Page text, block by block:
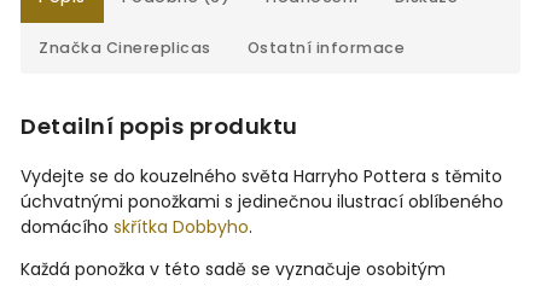
Značka Cinereplicas Ostatní informace
Detailní popis produktu
Vydejte se do kouzelného světa Harryho Pottera s těmito
úchvatnými ponožkami s jedinečnou ilustrací oblíbeného
domácího skřítka Dobbyho.
Každá ponožka v této sadě se vyznačuje osobitým